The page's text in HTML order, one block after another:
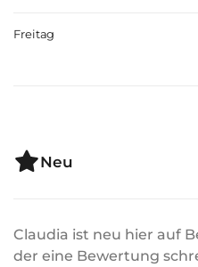
Freitag
Neu
Claudia ist neu hier auf
der eine Bewertung